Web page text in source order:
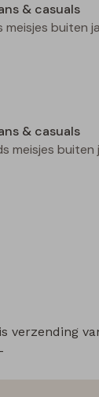
& casuals
& casuals
meisjes buiten
verzending